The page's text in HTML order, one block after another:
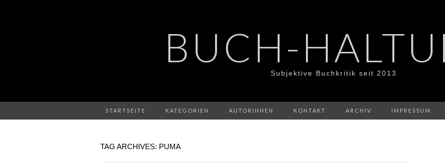
BUCH-
Subjektive Buchkritik seit 2013
STARTSEITE KATEGORIEN AUTORINNEN KONTAKT ARCHIV IMPRESSUM
TAG ARCHIVES: PUMA